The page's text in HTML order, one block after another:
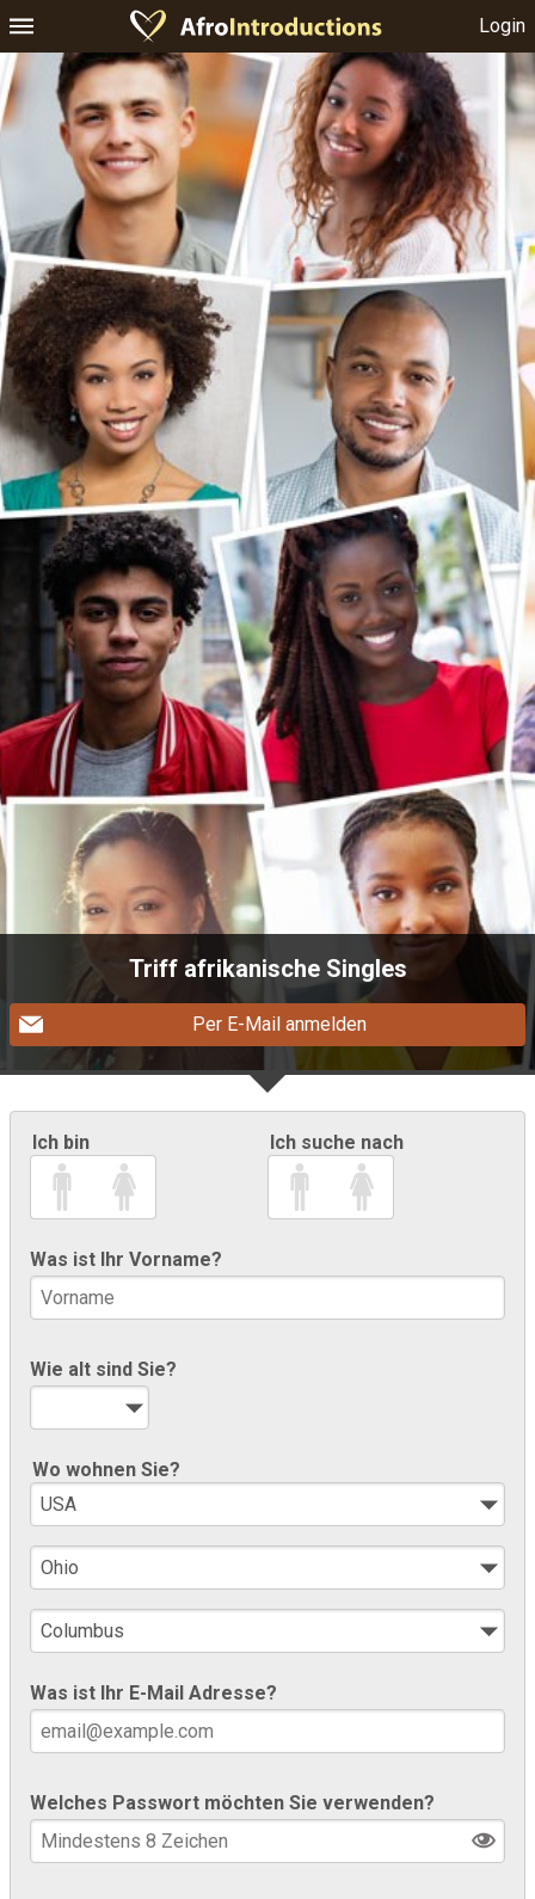
Login
Triff afrikanische Singles
Per E-Mail anmelden
Ich bin Ich suche nach
Was ist Ihr Vorname?
Wie alt sind Sie?
Wo wohnen Sie?
Was ist Ihr E-Mail Adresse?
Welches Passwort möchten Sie verwenden?